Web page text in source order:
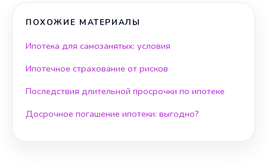
ПОХОЖИЕ МАТЕРИАЛЫ
Ипотека для самозанятых: условия
Ипотечное страхование от рисков
Последствия длительной просрочки по ипотеке
Досрочное погашение ипотеки: выгодно?